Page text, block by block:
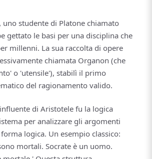
uno studente di Platone chiamato
gettato le basi per una disciplina che
millenni. La sua raccolta di opere
chiamata Organon (che
o 'utensile'), stabilì il primo
del ragionamento valido.
di Aristotele fu la logica
per analizzare gli argomenti
logica. Un esempio classico:
mortali. Socrate è un uomo.